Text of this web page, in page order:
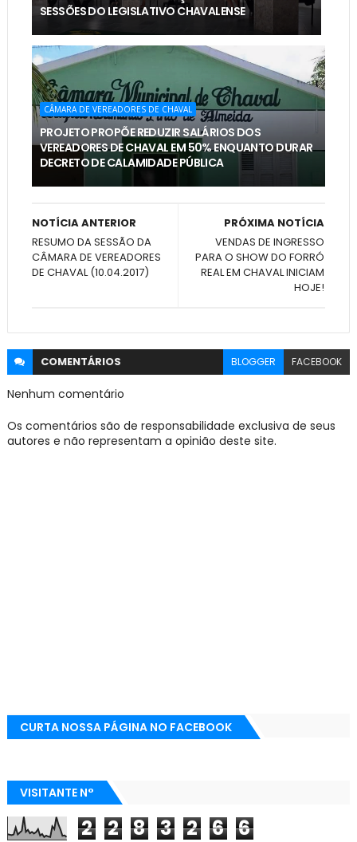
SESSÕES DO LEGISLATIVO CHAVALENSE
CÂMARA DE VEREADORES DE CHAVAL
PROJETO PROPÕE REDUZIR SALÁRIOS DOS
VEREADORES DE CHAVAL EM 50% ENQUANTO DURAR
DECRETO DE CALAMIDADE PÚBLICA
PRÓXIMA NOTÍCIA
VENDAS DE INGRESSO
PARA O SHOW DO FORRÓ
REAL EM CHAVAL INICIAM
HOJE!
NOTÍCIA ANTERIOR
RESUMO DA SESSÃO DA
CÂMARA DE VEREADORES
DE CHAVAL (10.04.2017)
COMENTÁRIOS BLOGGER FACEBOOK
Nenhum comentário
Os comentários são de responsabilidade exclusiva de seus
autores e não representam a opinião deste site.
CURTA NOSSA PÁGINA NO FACEBOOK
VISITANTE N°
2 2 8 3 2 6 6